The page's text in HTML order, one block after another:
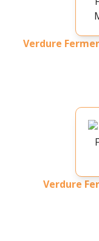
Verdure
Verdure